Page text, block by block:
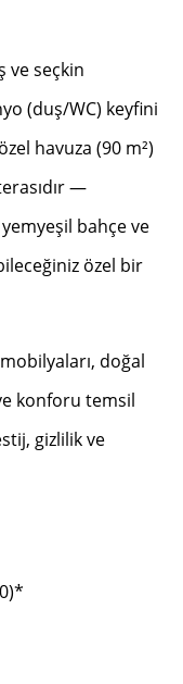
ve seçkin
(duş/WC) keyfini
havuza (90 m²)
—
bahçe ve
özel bir
doğal
ve konforu temsil
gizlilik ve